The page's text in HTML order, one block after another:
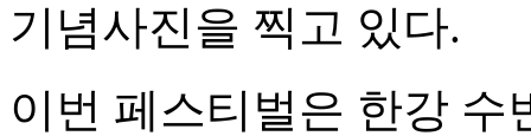
기념사진을 찍고 있다.
이번 페스티벌은 한강 수